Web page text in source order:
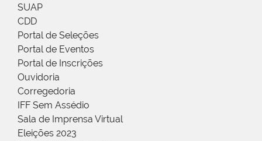
SUAP
CDD
Portal de Seleções
Portal de Eventos
Portal de Inscrições
Ouvidoria
Corregedoria
IFF Sem Assédio
Sala de Imprensa Virtual
Eleições 2023